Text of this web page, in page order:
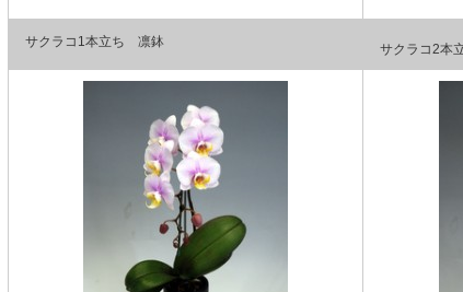
サクラコ1本立ち 凛鉢 サクラコ2本